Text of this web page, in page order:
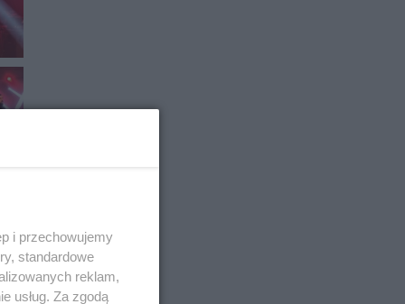
i przechowujemy
standardowe
reklam,
usług. Za zgodą